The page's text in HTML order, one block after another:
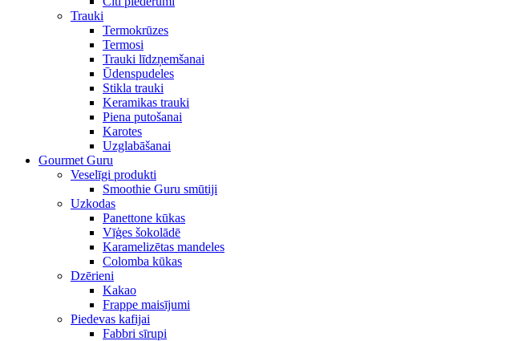
Trauki
Termokrūzes
Termosi
Trauki līdzņemšanai
Ūdenspudeles
Stikla trauki
Keramikas trauki
Piena putošanai
Karotes
Uzglabāšanai
Gourmet Guru
Veselīgi produkti
Smoothie Guru smūtiji
Uzkodas
Panettone kūkas
Vīģes šokolādē
Karamelizētas mandeles
Colomba kūkas
Dzērieni
Kakao
Frappe maisījumi
Piedevas kafijai
Fabbri sīrupi